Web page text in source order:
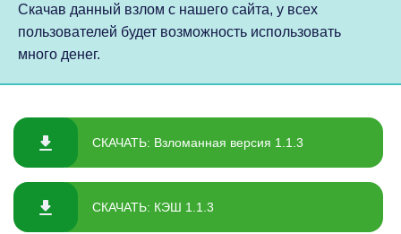
Скачав данный взлом с нашего сайта, у всех
пользователей будет возможность использовать
много денег.
СКАЧАТЬ: Взломанная версия 1.1.3
СКАЧАТЬ: КЭШ 1.1.3